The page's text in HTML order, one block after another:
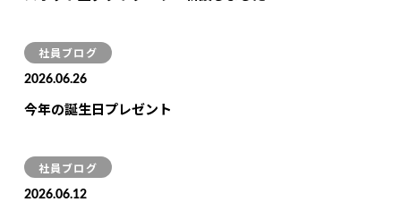
社員ブログ
2026.06.26
今年の誕生日プレゼント
社員ブログ
2026.06.12